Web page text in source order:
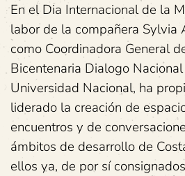
En el Dia Internacional de la
labor de la compañera Sylvia
como Coordinadora General
Bicentenaria Dialogo
Universidad Nacional, ha
liderado la creación de
encuentros y de
ámbitos de desarrollo de
ellos ya, de por sí